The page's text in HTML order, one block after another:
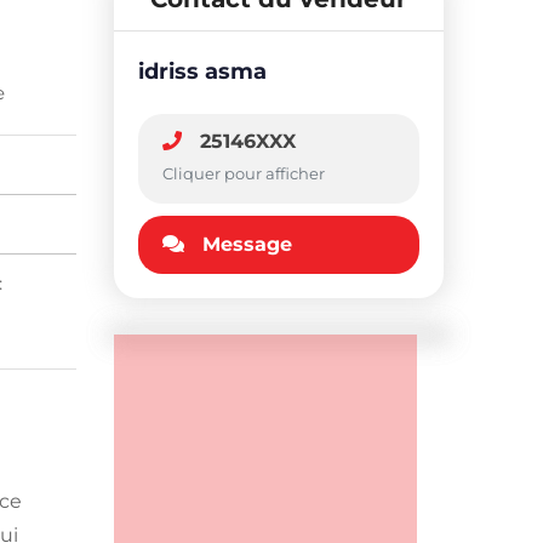
idriss asma
25146XXX
Cliquer pour afficher
Message